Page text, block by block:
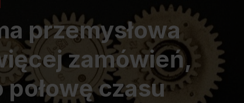
przemysłowa
zamówień,
czasu